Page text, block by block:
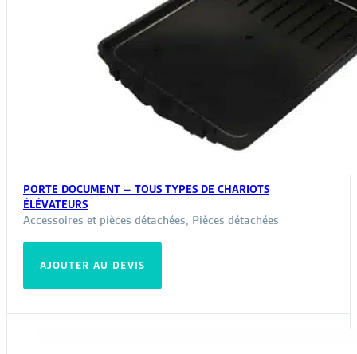
PORTE DOCUMENT – TOUS TYPES DE CHARIOTS
ÉLÉVATEURS
Accessoires et pièces détachées, Pièces détachées
AJOUTER AU DEVIS